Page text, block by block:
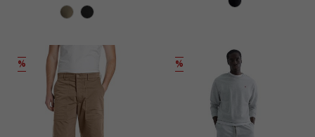
% %